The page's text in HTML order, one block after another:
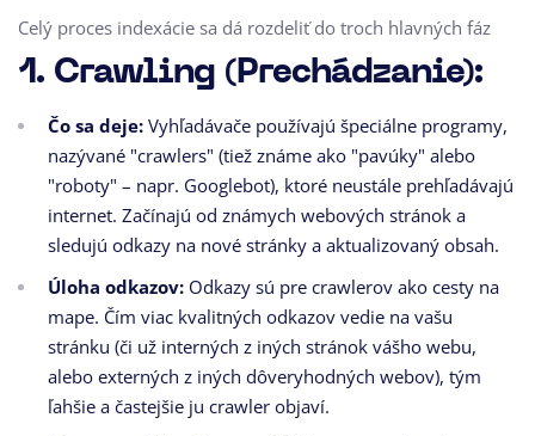
Celý proces indexácie sa dá rozdeliť do troch hlavných fáz
1. Crawling (Prechádzanie):
Čo sa deje: Vyhľadávače používajú špeciálne programy,
nazývané "crawlers" (tiež známe ako "pavúky" alebo
"roboty" – napr. Googlebot), ktoré neustále prehľadávajú
internet. Začínajú od známych webových stránok a
sledujú odkazy na nové stránky a aktualizovaný obsah.
Úloha odkazov: Odkazy sú pre crawlerov ako cesty na
mape. Čím viac kvalitných odkazov vedie na vašu
stránku (či už interných z iných stránok vášho webu,
alebo externých z iných dôveryhodných webov), tým
ľahšie a častejšie ju crawler objaví.